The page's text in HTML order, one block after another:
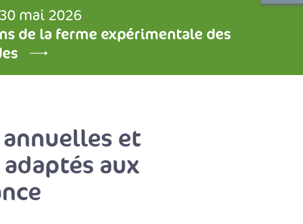
mai 2026
de la ferme expérimentale des
et
aux